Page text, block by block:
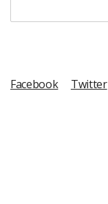
Facebook Twitter